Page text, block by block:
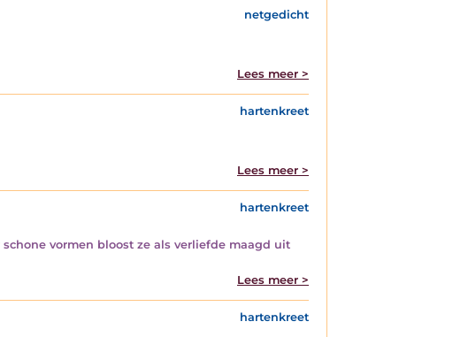
netgedicht
Lees meer >
hartenkreet
Lees meer >
hartenkreet
vormen bloost ze als verliefde maagd uit
Lees meer >
hartenkreet